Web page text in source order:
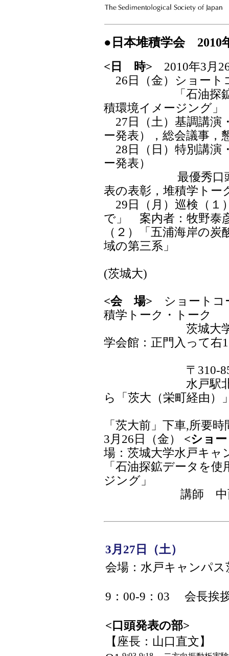
●日本堆積学会
<日 時> 2010年3月
26日（金）ショート
「石油探鉱デー
積環境イメージング」
27日（土）基調講演
ー発表），総会議事，
28日（日）特別講演
ー発表）
最優秀口頭発表
表の表彰，堆積学トー
29日（月）巡検（１
で」 案内者：牧野泰
（２）「五浦海岸の
域の第三系」
(茨城大)
<会 場> ショートコ
積学トーク・トーク
茨城大学水戸
学会館：正門入って右
〒310-8512 水
水戸駅北口バス
ら「茨大（栄町経由）
「茨大前」下車,所要時
3月26日（金） <ショ
場：茨城大学水戸キャ
「石油探鉱データを
ジング」
講師 中西健史
3月27日（土）
会場：水戸キャンパス
9：00-9：03 会
<口頭発表の部>
【座長：山口直文】